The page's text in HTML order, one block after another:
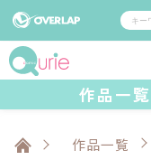
コミック
コミックガルド
コミッククリエ
LiQulle
コミックエッセイ
ポケットモンスター
アニメ
作品一覧
作品一覧